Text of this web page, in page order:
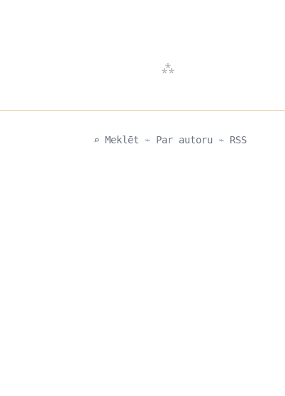
⌕ Meklēt ⌁ Par autoru ⌁ RSS